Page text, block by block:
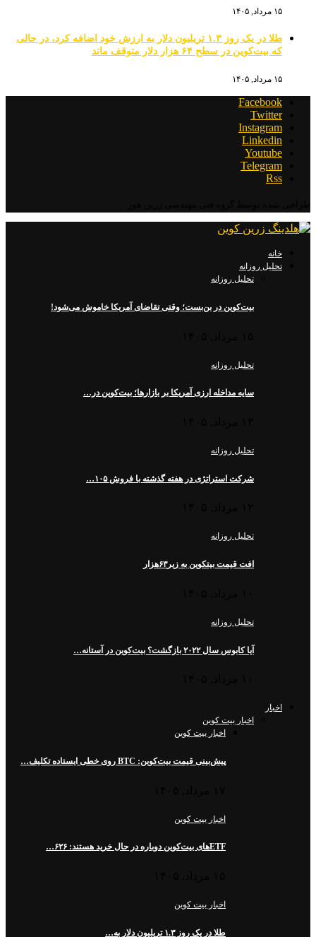
۱۵ مرداد, ۱۴۰۵
طلا در یک روز ۱.۳ تریلیون دلار به ارزش خود اضافه کرد، در حالی
که بیت‌کوین در سطح ۶۴ هزار دلار متوقف ماند
۱۵ مرداد, ۱۴۰۵
Facebook
Twitter
Instagram
Linkedin
Youtube
Telegram
Rss
خانه
تحلیل روزانه
تحلیل روزانه
بیت‌کوین در بن‌بست؛ وقتی تقاضای آمریکا خاموش می‌شود!
تحلیل روزانه
سایه مداخله ارزی آمریکا بر بازارها؛ بیت‌کوین در…
تحلیل روزانه
شرکت استراتژی در هفته گذشته با فروش ۱۰۵…
تحلیل روزانه
افت قیمت بیتکوین به زیر۶۳هزار
تحلیل روزانه
آیا کابوس سال ۲۰۲۲ بازگشت؟ بیت‌کوین در آستانه…
اخبار
اخبار بیت کوین
اخبار بیت کوین
پیش‌بینی قیمت بیت‌کوین: BTC روی خطی ایستاده تکلیف…
اخبار بیت کوین
ETFهای بیت‌کوین دوباره در حال خرید هستند: ۶۲۶…
اخبار بیت کوین
طلا در یک روز ۱.۳ تریلیون دلار به…